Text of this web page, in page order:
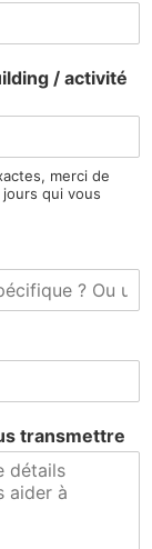
/ activité
merci de
qui vous
transmettre